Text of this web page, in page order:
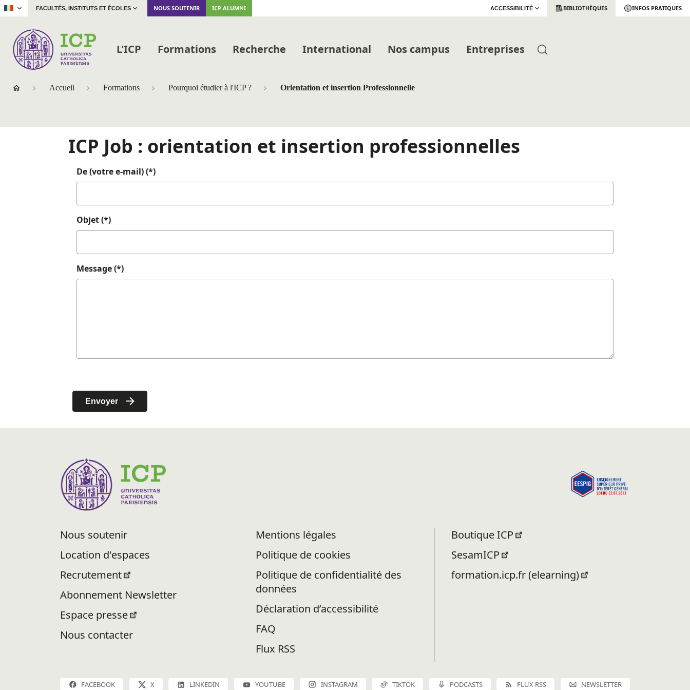
| FACULTÉS, INSTITUTS ET ÉCOLES NOUS SOUTENIR ICP ALUMNI ACCESSIBILITÉ BIBLIOTHÈQUES INFOS PRATIQUES
L'ICP Formations Recherche International Nos campus Entreprises
Accueil Formations Pourquoi étudier à l'ICP ? Orientation et insertion Professionnelle
ICP Job : orientation et insertion professionnelles
De (votre e-mail) (*)
Objet (*)
Message (*)
Nous soutenir
Location d'espaces
Recrutement
Abonnement Newsletter
Espace presse
Nous contacter
Mentions légales
Politique de cookies
Politique de confidentialité des
données
Déclaration d’accessibilité
FAQ
Flux RSS
Boutique ICP
SesamICP
formation.icp.fr (elearning)
FACEBOOK X LINKEDIN YOUTUBE INSTAGRAM TIKTOK PODCASTS FLUX RSS NEWSLETTER